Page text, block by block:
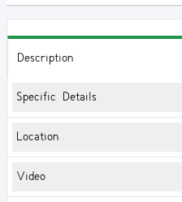
Description
Specific Details
Location
Video